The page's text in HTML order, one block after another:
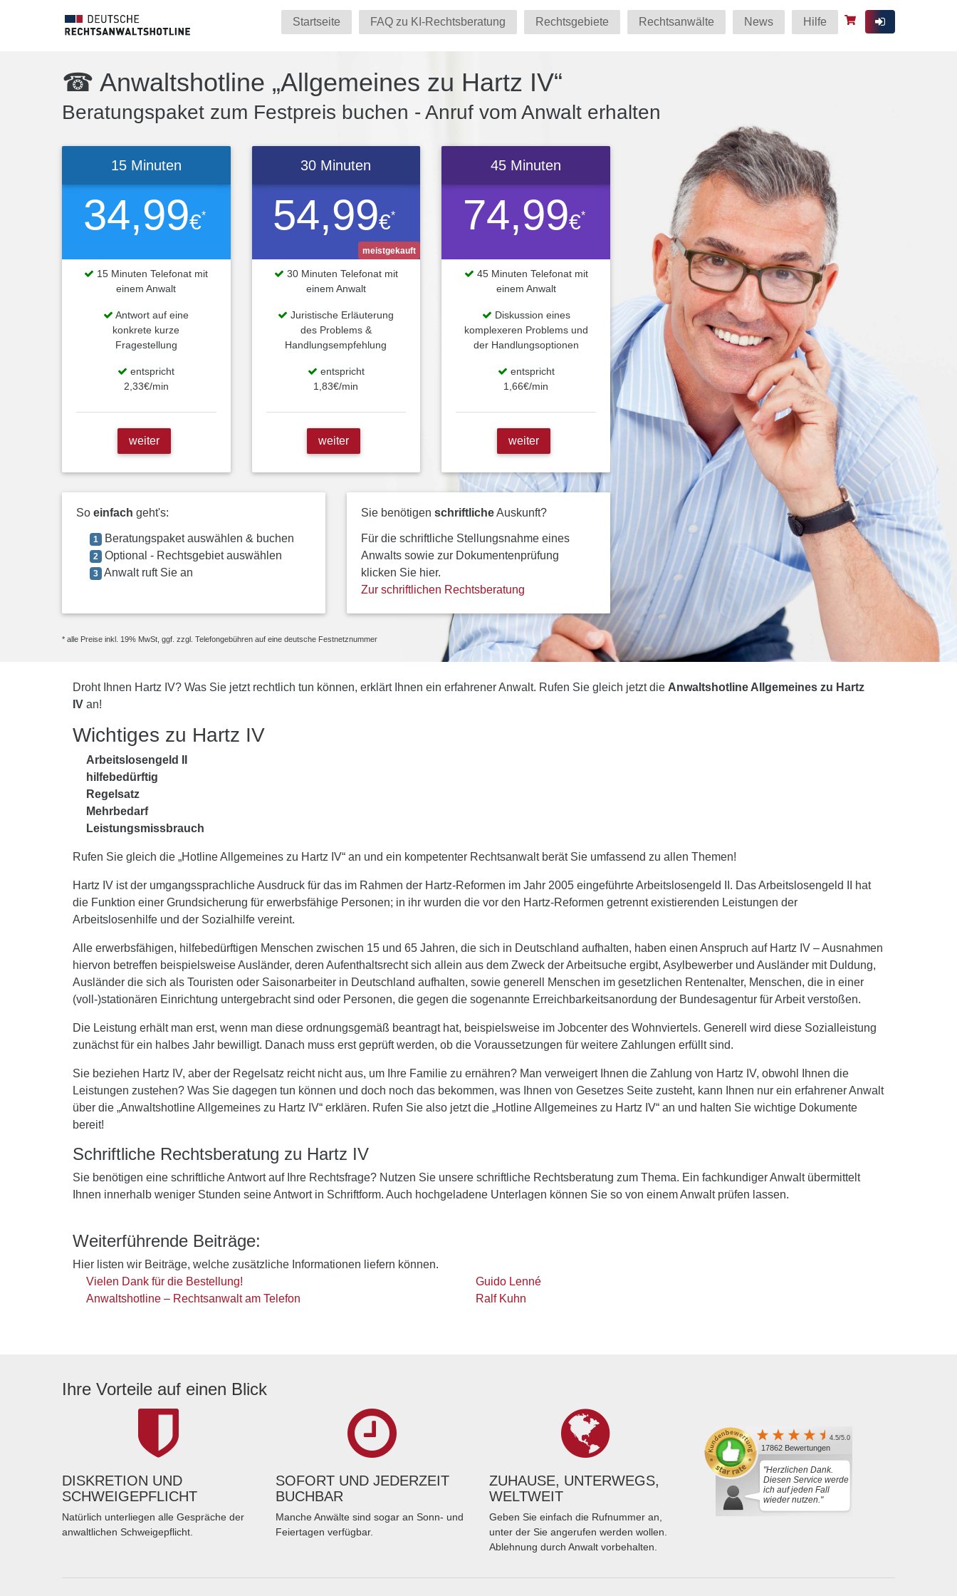
Startseite FAQ zu KI-Rechtsberatung Rechtsgebiete Rechtsanwälte News Hilfe
☎ Anwaltshotline „Allgemeines zu Hartz IV“
Beratungspaket zum Festpreis buchen - Anruf vom Anwalt erhalten
34,99€*
15 Minuten
15 Minuten Telefonat mit
einem Anwalt
Antwort auf eine
konkrete kurze
Fragestellung
entspricht
2,33€/min
weiter
54,99€*
30 Minuten
meistgekauft
30 Minuten Telefonat mit
einem Anwalt
Juristische Erläuterung
des Problems &
Handlungsempfehlung
entspricht
1,83€/min
weiter
74,99€*
45 Minuten
45 Minuten Telefonat mit
einem Anwalt
Diskussion eines
komplexeren Problems und
der Handlungsoptionen
entspricht
1,66€/min
weiter
So einfach geht's:
1 Beratungspaket auswählen & buchen
2 Optional - Rechtsgebiet auswählen
3 Anwalt ruft Sie an
Sie benötigen schriftlicheAuskunft?
Für die schriftliche Stellungsnahme eines
Anwalts sowie zur Dokumentenprüfung
klicken Sie hier.
Zur schriftlichen Rechtsberatung
* alle Preise inkl. 19% MwSt, ggf. zzgl. Telefongebühren auf eine deutsche Festnetznummer
Droht Ihnen Hartz IV? Was Sie jetzt rechtlich tun können, erklärt Ihnen ein erfahrener Anwalt. Rufen Sie gleich jetzt die Anwaltshotline Allgemeines zu Hartz
IV an!
Wichtiges zu Hartz IV
Arbeitslosengeld II
hilfebedürftig
Regelsatz
Mehrbedarf
Leistungsmissbrauch
Rufen Sie gleich die „Hotline Allgemeines zu Hartz IV“ an und ein kompetenter Rechtsanwalt berät Sie umfassend zu allen Themen!
Hartz IV ist der umgangssprachliche Ausdruck für das im Rahmen der Hartz-Reformen im Jahr 2005 eingeführte Arbeitslosengeld II. Das Arbeitslosengeld II hat
die Funktion einer Grundsicherung für erwerbsfähige Personen; in ihr wurden die vor den Hartz-Reformen getrennt existierenden Leistungen der
Arbeitslosenhilfe und der Sozialhilfe vereint.
Alle erwerbsfähigen, hilfebedürftigen Menschen zwischen 15 und 65 Jahren, die sich in Deutschland aufhalten, haben einen Anspruch auf Hartz IV – Ausnahmen
hiervon betreffen beispielsweise Ausländer, deren Aufenthaltsrecht sich allein aus dem Zweck der Arbeitsuche ergibt, Asylbewerber und Ausländer mit Duldung,
Ausländer die sich als Touristen oder Saisonarbeiter in Deutschland aufhalten, sowie generell Menschen im gesetzlichen Rentenalter, Menschen, die in einer
(voll-)stationären Einrichtung untergebracht sind oder Personen, die gegen die sogenannte Erreichbarkeitsanordung der Bundesagentur für Arbeit verstoßen.
Die Leistung erhält man erst, wenn man diese ordnungsgemäß beantragt hat, beispielsweise im Jobcenter des Wohnviertels. Generell wird diese Sozialleistung
zunächst für ein halbes Jahr bewilligt. Danach muss erst geprüft werden, ob die Voraussetzungen für weitere Zahlungen erfüllt sind.
Sie beziehen Hartz IV, aber der Regelsatz reicht nicht aus, um Ihre Familie zu ernähren? Man verweigert Ihnen die Zahlung von Hartz IV, obwohl Ihnen die
Leistungen zustehen? Was Sie dagegen tun können und doch noch das bekommen, was Ihnen von Gesetzes Seite zusteht, kann Ihnen nur ein erfahrener Anwalt
über die „Anwaltshotline Allgemeines zu Hartz IV“ erklären. Rufen Sie also jetzt die „Hotline Allgemeines zu Hartz IV“ an und halten Sie wichtige Dokumente
bereit!
Schriftliche Rechtsberatung zu Hartz IV
Sie benötigen eine schriftliche Antwort auf Ihre Rechtsfrage? Nutzen Sie unsere schriftliche Rechtsberatung zum Thema. Ein fachkundiger Anwalt übermittelt
Ihnen innerhalb weniger Stunden seine Antwort in Schriftform. Auch hochgeladene Unterlagen können Sie so von einem Anwalt prüfen lassen.
Weiterführende Beiträge:
Hier listen wir Beiträge, welche zusätzliche Informationen liefern können.
Vielen Dank für die Bestellung!
Anwaltshotline – Rechtsanwalt am Telefon
Guido Lenné
Ralf Kuhn
Ihre Vorteile auf einen Blick
DISKRETION UND
SCHWEIGEPFLICHT
Natürlich unterliegen alle Gespräche der
anwaltlichen Schweigepflicht.
SOFORT UND JEDERZEIT
BUCHBAR
Manche Anwälte sind sogar an Sonn- und
Feiertagen verfügbar.
ZUHAUSE, UNTERWEGS,
WELTWEIT
Geben Sie einfach die Rufnummer an,
unter der Sie angerufen werden wollen.
Ablehnung durch Anwalt vorbehalten.
4.5/5.0
17862 Bewertungen
"Herzlichen Dank.
Diesen Service werde
ich auf jeden Fall
wieder nutzen."